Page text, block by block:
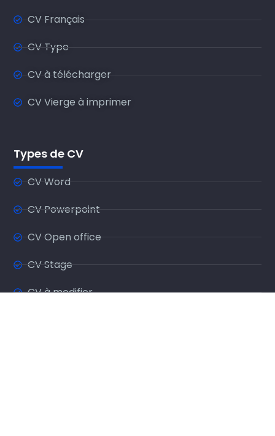
CV Français
CV Type
CV à télécharger
CV Vierge à imprimer
Types de CV
CV Word
CV Powerpoint
CV Open office
CV Stage
CV à modifier